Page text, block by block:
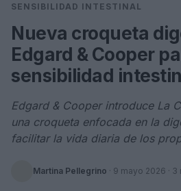
SENSIBILIDAD INTESTINAL
Nueva croqueta
Edgard & Cooper
sensibilidad
Edgard & Cooper introduce La
una croqueta enfocada en la
facilitar la vida diaria de los
Martina Pellegrino · 9 mayo 2026 · 3